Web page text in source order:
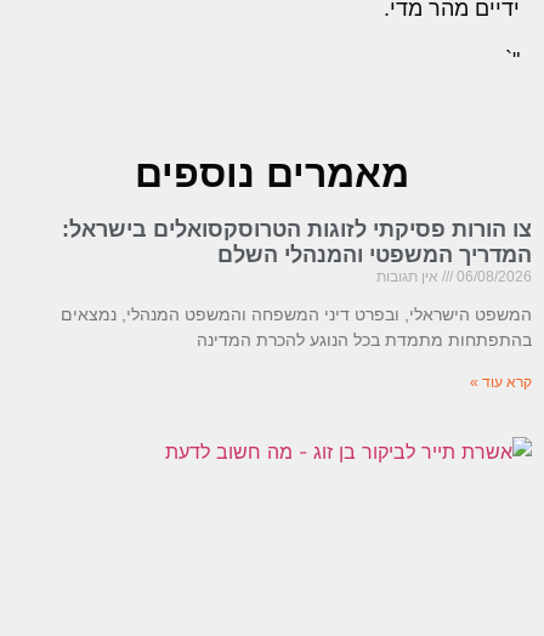
ידיים מהר מדי.
"`
מאמרים נוספים
צו הורות פסיקתי לזוגות הטרוסקסואלים בישראל:
המדריך המשפטי והמנהלי השלם
06/08/2026 אין תגובות
המשפט הישראלי, ובפרט דיני המשפחה והמשפט המנהלי, נמצאים
בהתפתחות מתמדת בכל הנוגע להכרת המדינה
קרא עוד »